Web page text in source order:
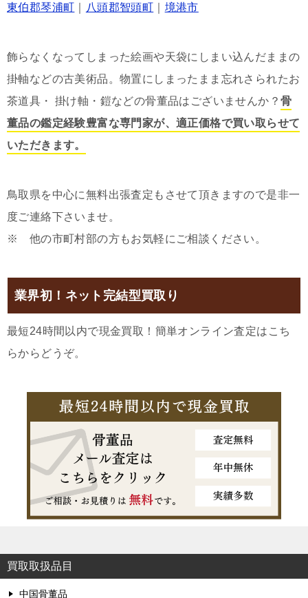
東伯郡琴浦町
八頭郡智頭町 境港市
飾らなくなってしまった絵画や天袋にしまい込んだままの
掛軸などの古美術品。物置にしまったまま忘れさられたお
茶道具・ 掛け軸・鎧などの骨董品はございませんか？ 骨
董品の鑑定経験豊富な専門家が、適正価格で買い取らせて
いただきます。
鳥取県を中心に無料出張査定もさせて頂きますので是非一
度ご連絡下さいませ。
※ 他の市町村部の方もお気軽にご相談ください。
業界初！ネット完結型買取り
最短24時間以内で現金買取！簡単オンライン査定はこち
らからどうぞ。
買取取扱品目
中国骨董品